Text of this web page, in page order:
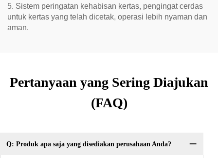
5. Sistem peringatan kehabisan kertas, pengingat cerdas
untuk kertas yang telah dicetak, operasi lebih nyaman dan
aman.
Pertanyaan yang Sering Diajukan
(FAQ)
Q: Produk apa saja yang disediakan perusahaan Anda?